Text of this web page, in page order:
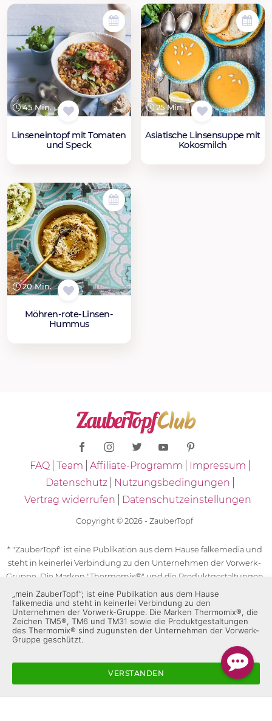
45 Min.
Linseneintopf mit Tomaten
und Speck
25 Min.
Asiatische Linsensuppe mit
Kokosmilch
20 Min.
Möhren-rote-Linsen-
Hummus
FAQ Team Affiliate-Programm
Impressum
Datenschutz
Nutzungsbedingungen
Vertrag widerrufen
Datenschutzeinstellungen
Copyright © 2026 - ZauberTopf
* "ZauberTopf" ist eine Publikation aus dem Hause falkemedia und
steht in keinerlei Verbindung zu den Unternehmen der Vorwerk-
Gruppe. Die Marken "Thermomix®" und die Produktgestaltungen
des "Thermomix®" sind eingetragene Marken der Unternehmen
der Vorwerk-Gruppe. Die Marken Thermomix®, die Zeichen TM5®,
TM6 und TM31 sowie die Produktgestaltungen des Thermomix®
sind zugunsten der Unternehmen der Vorwerk-Gruppe
geschützt. Für die Rezeptangaben in "ZauberTopf" ist
„mein ZauberTopf”; ist eine Publikation aus dem Hause
falkemedia und steht in keinerlei Verbindung zu den
Unternehmen der Vorwerk-Gruppe. Die Marken Thermomix®, die
Zeichen TM5®, TM6 und TM31 sowie die Produktgestaltungen
des Thermomix® sind zugunsten der Unternehmen der Vorwerk-
Gruppe geschützt.
VERSTANDEN